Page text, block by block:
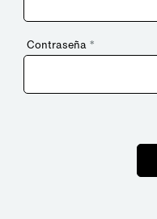
Contraseña *